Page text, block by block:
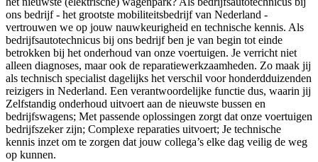
ons bedrijf - het grootste mobiliteitsbedrijf van Nederland -
vertrouwen we op jouw nauwkeurigheid en technische kennis. Als
bedrijfsautotechnicus bij ons bedrijf ben je van begin tot einde
betrokken bij het onderhoud van onze voertuigen. Je verricht niet
alleen diagnoses, maar ook de reparatiewerkzaamheden. Zo maak jij
als technisch specialist dagelijks het verschil voor honderdduizenden
reizigers in Nederland. Een verantwoordelijke functie dus, waarin jij
Zelfstandig onderhoud uitvoert aan de nieuwste bussen en
bedrijfswagens; Met passende oplossingen zorgt dat onze voertuigen
bedrijfszeker zijn; Complexe reparaties uitvoert; Je technische
kennis inzet om te zorgen dat jouw collega’s elke dag veilig de weg
op kunnen.